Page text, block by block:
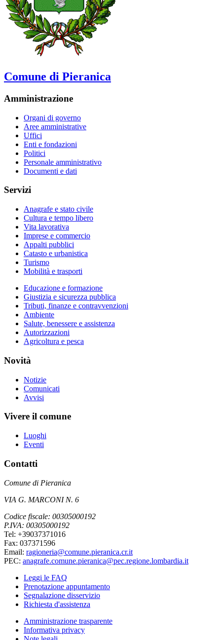
Comune di Pieranica
Amministrazione
Organi di governo
Aree amministrative
Uffici
Enti e fondazioni
Politici
Personale amministrativo
Documenti e dati
Servizi
Anagrafe e stato civile
Cultura e tempo libero
Vita lavorativa
Imprese e commercio
Appalti pubblici
Catasto e urbanistica
Turismo
Mobilità e trasporti
Educazione e formazione
Giustizia e sicurezza pubblica
Tributi, finanze e contravvenzioni
Ambiente
Salute, benessere e assistenza
Autorizzazioni
Agricoltura e pesca
Novità
Notizie
Comunicati
Avvisi
Vivere il comune
Luoghi
Eventi
Contatti
Comune di Pieranica
VIA G. MARCONI N. 6
Codice fiscale: 00305000192
P.IVA: 00305000192
Tel: +39037371016
Fax: 037371596
Email: ragioneria@comune.pieranica.cr.it
PEC: anagrafe.comune.pieranica@pec.regione.lombardia.it
Leggi le FAQ
Prenotazione appuntamento
Segnalazione disservizio
Richiesta d'assistenza
Amministrazione trasparente
Informativa privacy